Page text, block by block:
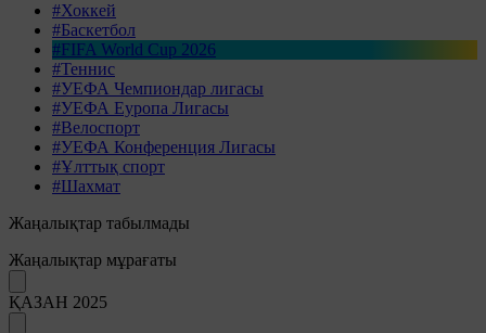
#Хоккей
#Баскетбол
#FIFA World Cup 2026
#Теннис
#УЕФА Чемпиондар лигасы
#УЕФА Еуропа Лигасы
#Велоспорт
#УЕФА Конференция Лигасы
#Ұлттық спорт
#Шахмат
Жаңалықтар табылмады
Жаңалықтар мұрағаты
ҚАЗАН 2025